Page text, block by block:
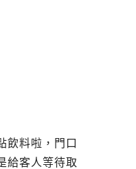
飲料啦，門口
給客人等待取